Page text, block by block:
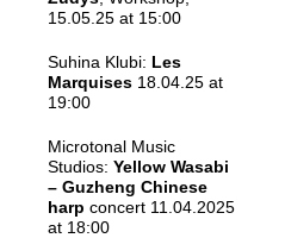
15.05.25 at 15:00
Suhina Klubi: Les
Marquises 18.04.25 at
19:00
Microtonal Music
Studios: Yellow Wasabi
– Guzheng Chinese
harp concert 11.04.2025
at 18:00